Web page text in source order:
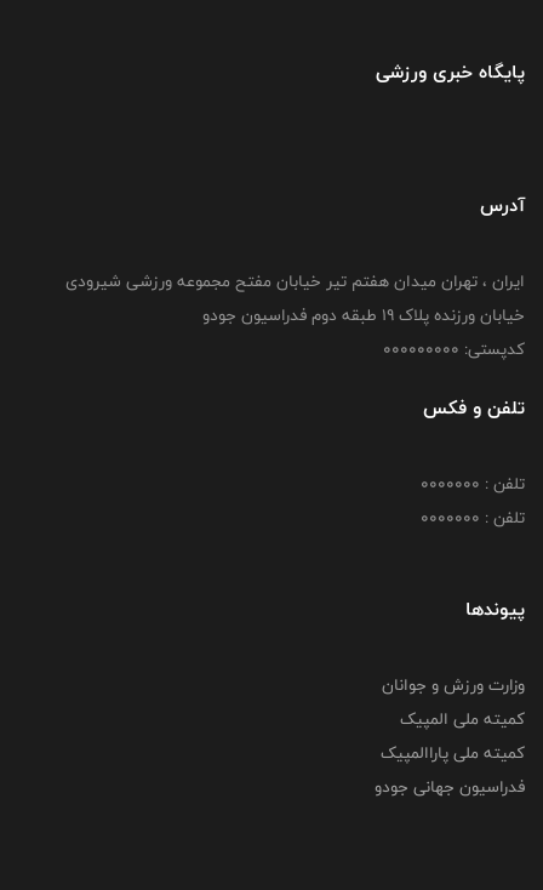
پایگاه خبری ورزشی
آدرس
ایران ، تهران میدان هفتم تیر خیابان مفتح مجموعه ورزشی شیرودی
خیابان ورزنده پلاک ۱۹ طبقه دوم فدراسیون جودو
کدپستی: 000000000
تلفن و فکس
تلفن : 0000000
تلفن : 0000000
پیوندها
وزارت ورزش و جوانان
کمیته ملی المپیک
کمیته ملی پاراالمپیک
فدراسیون جهانی جودو